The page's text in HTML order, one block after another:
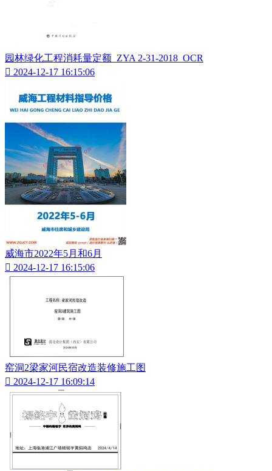
园林绿化工程消耗量定额_ZYA 2-31-2018_OCR
 2024-12-17 16:15:06
威海市2022年5月和6月
 2024-12-17 16:15:06
窑洞2梁家河民宿改造装修施工图
 2024-12-17 16:09:14